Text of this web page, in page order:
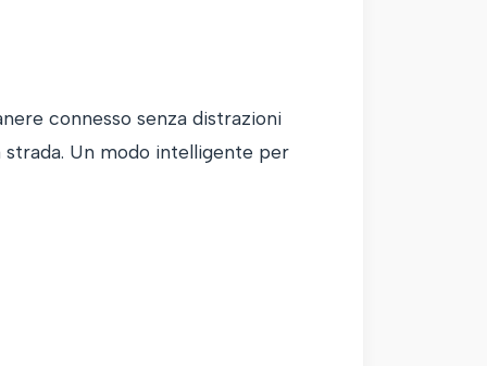
connesso senza distrazioni
Un modo intelligente per